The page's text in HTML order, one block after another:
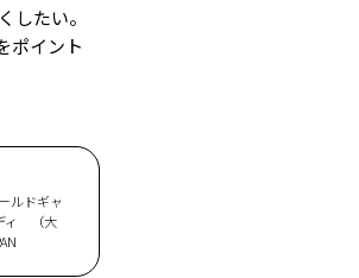
したい。
ポイント
ルドギャ
ィ （大